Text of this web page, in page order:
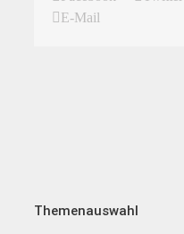
E-Mail
Themenauswahl